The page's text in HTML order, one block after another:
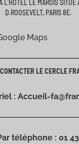
L’HÔTEL LE MAROIS
D.ROOSEVELT, PARIS 8E.
Maps
LE CERCLE
: Accueil-
téléphone : 01